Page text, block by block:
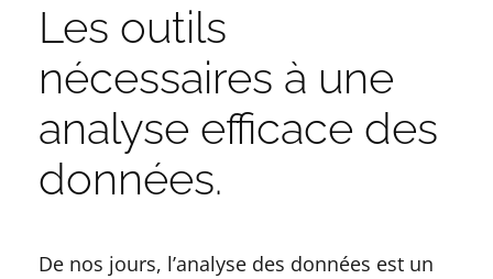
Les outils
nécessaires à une
analyse efficace des
données.
De nos jours, l’analyse des données est un